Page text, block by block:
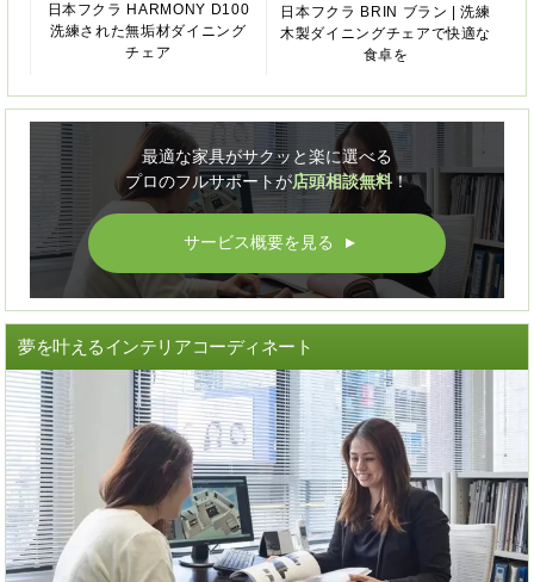
日本フクラ HARMONY D100
洗練された無垢材ダイニング
チェア
日本フクラ BRIN ブラン | 洗練
木製ダイニングチェアで快適な
食卓を
最適な家具がサクッと楽に選べる
プロのフルサポートが店頭相談無料！
サービス概要を見る ▲
夢を叶えるインテリアコーディネート